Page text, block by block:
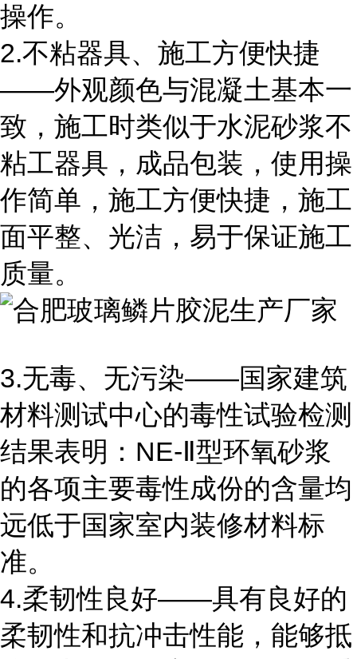
操作。
2.不粘器具、施工方便快捷
――外观颜色与混凝土基本一
致，施工时类似于水泥砂浆不
粘工器具，成品包装，使用操
作简单，施工方便快捷，施工
面平整、光洁，易于保证施工
质量。
3.无毒、无污染――国家建筑
材料测试中心的毒性试验检测
结果表明：NE-Ⅱ型环氧砂浆
的各项主要毒性成份的含量均
远低于国家室内装修材料标
准。
4.柔韧性良好――具有良好的
柔韧性和抗冲击性能，能够抵